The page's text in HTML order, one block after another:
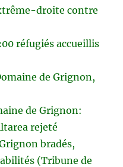
droite contre
réfugiés accueillis
de Grignon,
de Grignon:
rejeté
bradés,
(Tribune de